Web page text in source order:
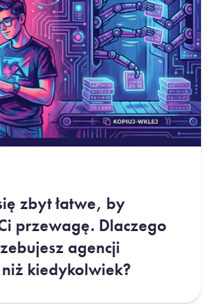
zbyt łatwe, by
przewagę. Dlaczego
agencji
kiedykolwiek?